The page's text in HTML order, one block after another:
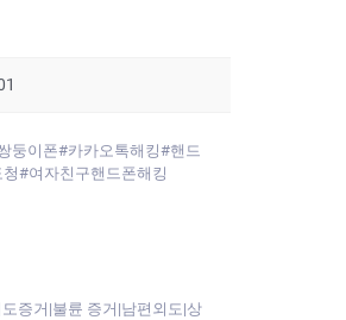
둥이폰#카카오톡해킹#핸드
#여자친구핸드폰해킹
증거|불륜 증거|남편외도|상